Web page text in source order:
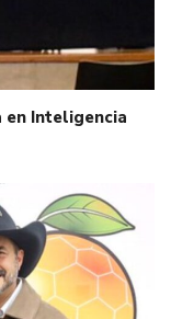
Inteligencia